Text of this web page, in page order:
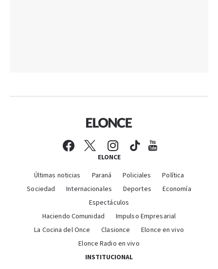
ELONCE
Últimas noticias Paraná Policiales
Política
Sociedad
Internacionales Deportes
Economía
Espectáculos
Haciendo Comunidad
Impulso Empresarial
La Cocina del Once
Clasionce
Elonce en vivo
Elonce Radio en vivo
INSTITUCIONAL